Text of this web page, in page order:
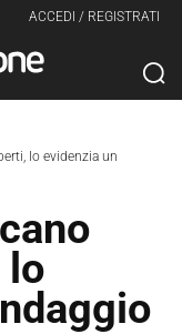
ACCEDI / REGISTRATI
lo evidenzia un
lo